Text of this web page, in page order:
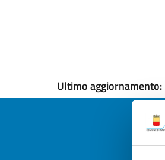
Ultimo aggiornamento: